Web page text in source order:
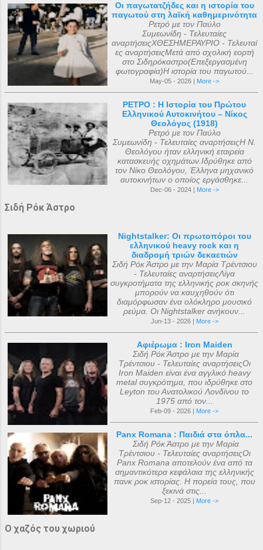
Οι παγωτατζήδες και η ιστορία του
παγωτού στη λαϊκή καθημερινότητα
Ρετρό με τον Παύλο
Συμεωνίδη - Τελευταίες
αναρτήσειςΧΘΕΣΗΜΕΡΑΥΡΙΟ - Τελευταί
ες αναρτήσειςΜετά από σχολική εορτή
στο Σιδηρόκαστρο(Επεξεργασμένη
φωτογραφία)Η ιστορία του παγωτού...
May-05 - 2026 | More ->
ΡΕΤΡΟ : Η Ιστορία του Πρώτου
Ελληνικού Αυτοκινήτου – Νίκος
Θεολόγος (1918)
Ρετρό με τον Παύλο
Συμεωνίδη - Τελευταίες αναρτήσειςΗ Ν.
Θεολόγου ήταν ελληνική εταιρεία
κατασκευής οχημάτων.Ιδρύθηκε από
τον Νίκο Θεολόγου, Έλληνα μηχανικό
αυτοκινήτων ο οποίος εργάσθηκε...
Dec-06 - 2024 | More ->
Σιδή Ρόκ Άστρο
Nightstalker: Οι πρωτοπόροι του
ελληνικού heavy rock και η
διαδρομή τριών δεκαετιών
Σιδή Ρόκ Άστρο με την Μαρία Τρέντσιου
- Τελευταίες αναρτήσειςΛίγα
συγκροτήματα της ελληνικής ροκ σκηνής
μπορούν να καυχηθούν ότι
διαμόρφωσαν ένα ολόκληρο μουσικό
ρεύμα. Οι Nightstalker ανήκουν...
Jun-13 - 2026 | More ->
Αφιέρωμα : Iron Maiden
Σιδή Ρόκ Άστρο με την Μαρία
Τρέντσιου - Τελευταίες αναρτήσειςΟι
Iron Maiden είναι ένα αγγλικό heavy
metal συγκρότημα, που ιδρύθηκε στο
Leyton του Ανατολικού Λονδίνου το
1975 από τον...
Feb-09 - 2026 | More ->
Panx Romana : Παιδιά στα όπλα...
Σιδή Ρόκ Άστρο με την Μαρία
Τρέντσιου - Τελευταίες αναρτήσειςΟι
Panx Romana αποτελούν ένα από τα
σημαντικότερα κεφάλαια της ελληνικής
πανκ ροκ ιστορίας. Η πορεία τους, που
ξεκινά στις...
Sep-12 - 2025 | More ->
Ο χαζός του χωριού